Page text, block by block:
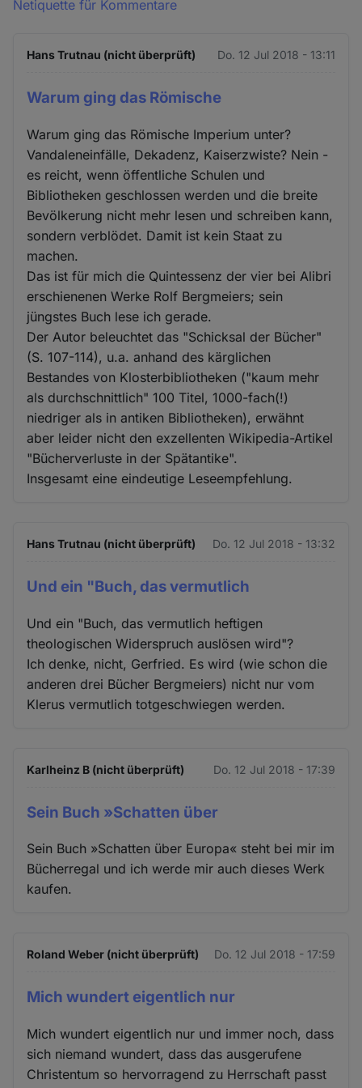
Netiquette für Kommentare
Hans Trutnau (nicht überprüft) Do. 12 Jul 2018 - 13:11
Warum ging das Römische
Warum ging das Römische Imperium unter?
Vandaleneinfälle, Dekadenz, Kaiserzwiste? Nein -
es reicht, wenn öffentliche Schulen und
Bibliotheken geschlossen werden und die breite
Bevölkerung nicht mehr lesen und schreiben kann,
sondern verblödet. Damit ist kein Staat zu
machen.
Das ist für mich die Quintessenz der vier bei Alibri
erschienenen Werke Rolf Bergmeiers; sein
jüngstes Buch lese ich gerade.
Der Autor beleuchtet das "Schicksal der Bücher"
(S. 107-114), u.a. anhand des kärglichen
Bestandes von Klosterbibliotheken ("kaum mehr
als durchschnittlich" 100 Titel, 1000-fach(!)
niedriger als in antiken Bibliotheken), erwähnt
aber leider nicht den exzellenten Wikipedia-Artikel
"Bücherverluste in der Spätantike".
Insgesamt eine eindeutige Leseempfehlung.
Hans Trutnau (nicht überprüft) Do. 12 Jul 2018 - 13:32
Und ein "Buch, das vermutlich
Und ein "Buch, das vermutlich heftigen
theologischen Widerspruch auslösen wird"?
Ich denke, nicht, Gerfried. Es wird (wie schon die
anderen drei Bücher Bergmeiers) nicht nur vom
Klerus vermutlich totgeschwiegen werden.
Karlheinz B (nicht überprüft) Do. 12 Jul 2018 - 17:39
Sein Buch »Schatten über
Sein Buch »Schatten über Europa« steht bei mir im
Bücherregal und ich werde mir auch dieses Werk
kaufen.
Roland Weber (nicht überprüft) Do. 12 Jul 2018 - 17:59
Mich wundert eigentlich nur
Mich wundert eigentlich nur und immer noch, dass
sich niemand wundert, dass das ausgerufene
Christentum so hervorragend zu Herrschaft passt